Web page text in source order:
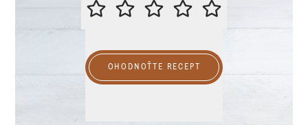
OHODNOŤTE RECEPT